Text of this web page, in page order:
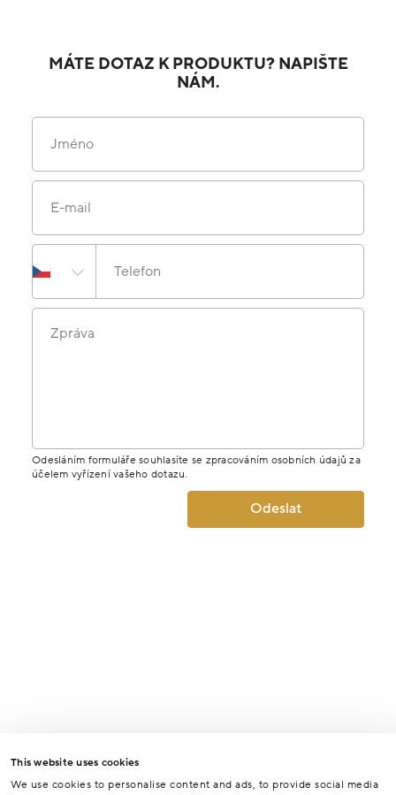
This website uses cookies
We use cookies to personalise content and ads, to provide social media
MÁTE DOTAZ K PRODUKTU? NAPIŠTE
NÁM.
Jméno
E-mail
Telefon
Zpráva
Odesláním formuláře souhlasíte se zpracováním osobních údajů za
účelem vyřízení vašeho dotazu.
Odeslat